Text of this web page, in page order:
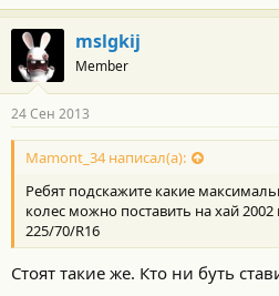
mslgkij
Member
24 Сен 2013
Mamont_34 написал(а):
Ребят подскажите какие
колес можно поставить на хай 2002
225/70/R16
Стоят такие же. Кто ни буть